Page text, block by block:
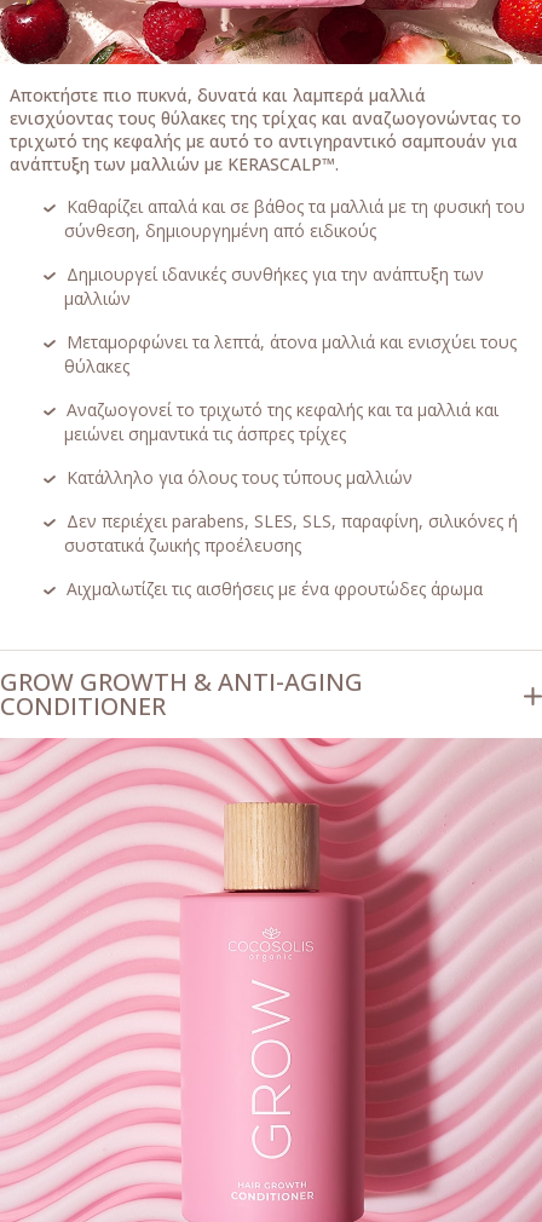
Αποκτήστε πιο πυκνά, δυνατά και λαμπερά μαλλιά
ενισχύοντας τους θύλακες της τρίχας και αναζωογονώντας το
τριχωτό της κεφαλής με αυτό το αντιγηραντικό σαμπουάν για
ανάπτυξη των μαλλιών με KERASCALP™.
Καθαρίζει απαλά και σε βάθος τα μαλλιά με τη φυσική του
σύνθεση, δημιουργημένη από ειδικούς
Δημιουργεί ιδανικές συνθήκες για την ανάπτυξη των
μαλλιών
Μεταμορφώνει τα λεπτά, άτονα μαλλιά και ενισχύει τους
θύλακες
Αναζωογονεί το τριχωτό της κεφαλής και τα μαλλιά και
μειώνει σημαντικά τις άσπρες τρίχες
Κατάλληλο για όλους τους τύπους μαλλιών
Δεν περιέχει parabens, SLES, SLS, παραφίνη, σιλικόνες ή
συστατικά ζωικής προέλευσης
Αιχμαλωτίζει τις αισθήσεις με ένα φρουτώδες άρωμα
GROW GROWTH & ANTI-AGING
CONDITIONER